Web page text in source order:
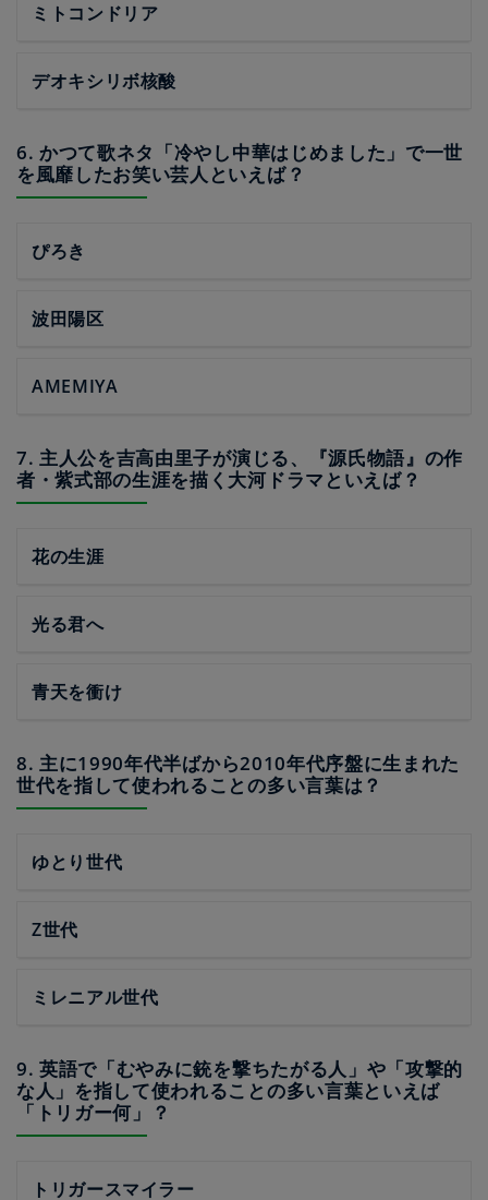
ミトコンドリア
デオキシリボ核酸
6. かつて歌ネタ「冷やし中華はじめました」で一世
を風靡したお笑い芸人といえば？
ぴろき
波田陽区
AMEMIYA
7. 主人公を吉高由里子が演じる、『源氏物語』の作
者・紫式部の生涯を描く大河ドラマといえば？
花の生涯
光る君へ
青天を衝け
8. 主に1990年代半ばから2010年代序盤に生まれた
世代を指して使われることの多い言葉は？
ゆとり世代
Z世代
ミレニアル世代
9. 英語で「むやみに銃を撃ちたがる人」や「攻撃的
な人」を指して使われることの多い言葉といえば
「トリガー何」？
トリガースマイラー